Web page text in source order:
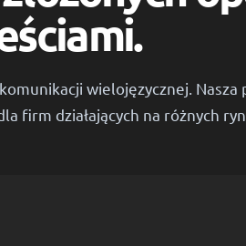
wielojęzycznej. Nasza
działających na różnych